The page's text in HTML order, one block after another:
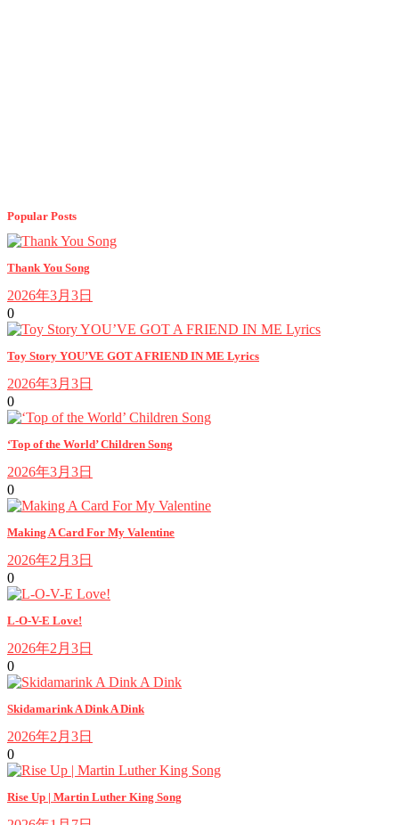
Popular Posts
Thank You Song
2026年3月3日
0
Toy Story YOU’VE GOT A FRIEND IN ME Lyrics
2026年3月3日
0
‘Top of the World’ Children Song
2026年3月3日
0
Making A Card For My Valentine
2026年2月3日
0
L-O-V-E Love!
2026年2月3日
0
Skidamarink A Dink A Dink
2026年2月3日
0
Rise Up | Martin Luther King Song